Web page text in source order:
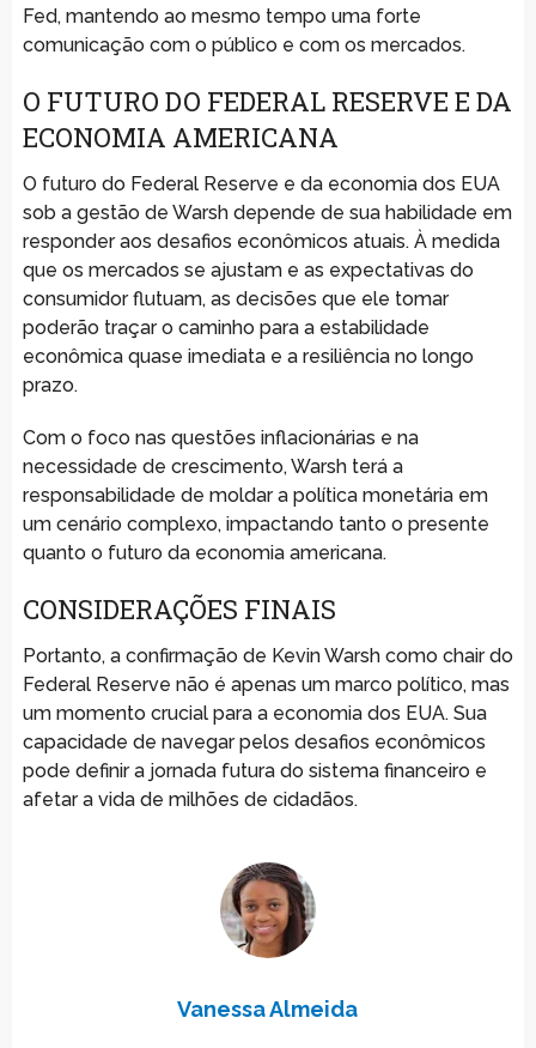
Fed, mantendo ao mesmo tempo uma forte
comunicação com o público e com os mercados.
O FUTURO DO FEDERAL RESERVE E DA
ECONOMIA AMERICANA
O futuro do Federal Reserve e da economia dos EUA
sob a gestão de Warsh depende de sua habilidade em
responder aos desafios econômicos atuais. À medida
que os mercados se ajustam e as expectativas do
consumidor flutuam, as decisões que ele tomar
poderão traçar o caminho para a estabilidade
econômica quase imediata e a resiliência no longo
prazo.
Com o foco nas questões inflacionárias e na
necessidade de crescimento, Warsh terá a
responsabilidade de moldar a política monetária em
um cenário complexo, impactando tanto o presente
quanto o futuro da economia americana.
CONSIDERAÇÕES FINAIS
Portanto, a confirmação de Kevin Warsh como chair do
Federal Reserve não é apenas um marco político, mas
um momento crucial para a economia dos EUA. Sua
capacidade de navegar pelos desafios econômicos
pode definir a jornada futura do sistema financeiro e
afetar a vida de milhões de cidadãos.
Vanessa Almeida